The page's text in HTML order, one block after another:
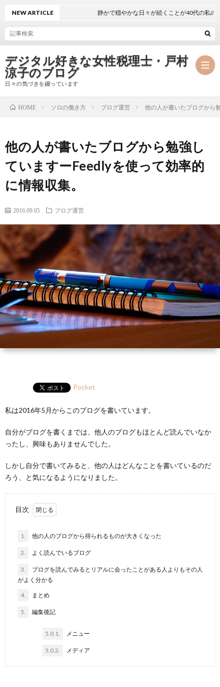
デジタル好きな女性税理士・戸村
涼子のブログ
日々の気づきを綴っています
ー
HP
マ
筆
セ
ミ
ナ
ー・
NEW ARTICLE 静かで穏やかな日々が続くことが40代の私の目標
HOME ソロの働き方 ブログ運営 他の人が書いたブログから
他の人が書いたブログから勉強し
ていますーFeedlyを使って効率的
に情報収集。
2016.09.05 ブログ運営
Pocket
私は2016年5月からこのブログを書いています。
自分がブログを書くまでは、他人のブログもほとんど読んでいなか
ったし、興味もありませんでした。
しかし自分で書いてみると、他の人はどんなことを書いているのだ
ろう、と気になるようになりました。
目次
1. 他の人のブログから得られるものが大きくなった
2. よく読んでいるブログ
3.
ブログを読んでみるとリアルに会ったことがある人よりもその人
がよく分かる
4. まとめ
5. 編集後記
5.0.1. メニュー
5.0.2. メディア